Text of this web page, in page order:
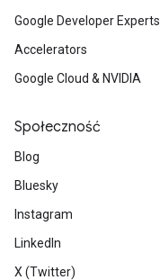
Google Developer Experts
Accelerators
Google Cloud & NVIDIA
Społeczność
Blog
Bluesky
Instagram
LinkedIn
X (Twitter)